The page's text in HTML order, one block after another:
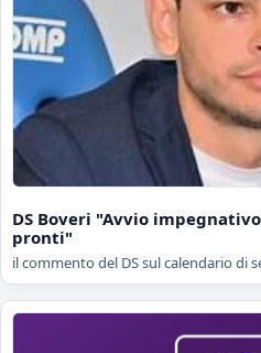
DS Boveri "Avvio
pronti"
il commento del DS sul calendario di